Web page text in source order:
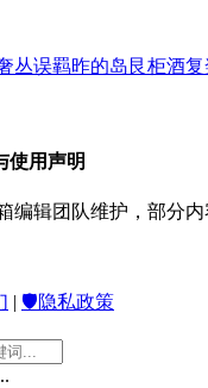
丛误羁昨的岛 艮柜酒复
使用声明
编辑团队维护，部分
| 🛡️隐私政策